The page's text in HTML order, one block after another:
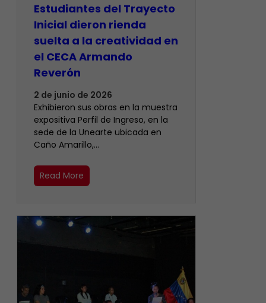
Estudiantes del Trayecto
Inicial dieron rienda
suelta a la creatividad en
el CECA Armando
Reverón
2 de junio de 2026
Exhibieron sus obras en la muestra
expositiva Perfil de Ingreso, en la
sede de la Unearte ubicada en
Caño Amarillo,…
Read More